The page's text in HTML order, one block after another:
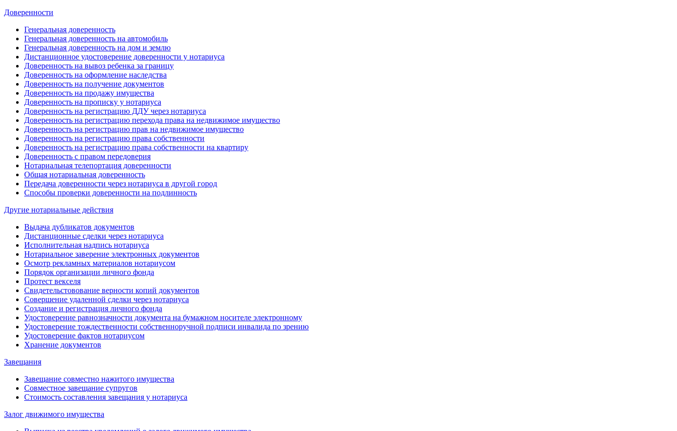
Доверенности
Генеральная доверенность
Генеральная доверенность на автомобиль
Генеральная доверенность на дом и землю
Дистанционное удостоверение доверенности у нотариуса
Доверенность на вывоз ребенка за границу
Доверенность на оформление наследства
Доверенность на получение документов
Доверенность на продажу имущества
Доверенность на прописку у нотариуса
Доверенность на регистрацию ДДУ через нотариуса
Доверенность на регистрацию перехода права на недвижимое имущество
Доверенность на регистрацию прав на недвижимое имущество
Доверенность на регистрацию права собственности
Доверенность на регистрацию права собственности на квартиру
Доверенность с правом передоверия
Нотариальная телепортация доверенности
Общая нотариальная доверенность
Передача доверенности через нотариуса в другой город
Способы проверки доверенности на подлинность
Другие нотариальные действия
Выдача дубликатов документов
Дистанционные сделки через нотариуса
Исполнительная надпись нотариуса
Нотариальное заверение электронных документов
Осмотр рекламных материалов нотариусом
Порядок организации личного фонда
Протест векселя
Свидетельстовование верности копий документов
Совершение удаленной сделки через нотариуса
Создание и регистрация личного фонда
Удостоверение равнозначности документа на бумажном носителе электронному
Удостоверение тождественности собственноручной подписи инвалида по зрению
Удостоверение фактов нотариусом
Хранение документов
Завещания
Завещание совместно нажитого имущества
Совместное завещание супругов
Стоимость составления завещания у нотариуса
Залог движимого имущества